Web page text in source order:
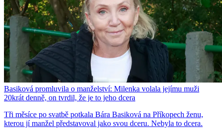
Basiková promluvila o manželství: Milenka volala jejímu muži
20krát denně, on tvrdil, že je to jeho dcera
Tři měsíce po svatbě potkala Bára Basiková na Příkopech ženu,
kterou jí manžel představoval jako svou dceru. Nebyla to dcera.